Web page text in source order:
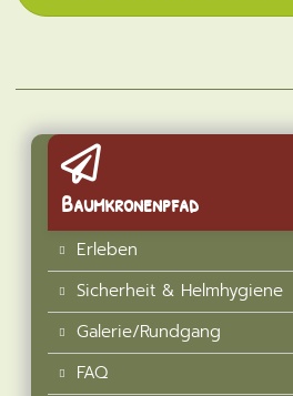
Baumkronenpfad
Erleben
Sicherheit & Helmhygiene
Galerie/Rundgang
FAQ